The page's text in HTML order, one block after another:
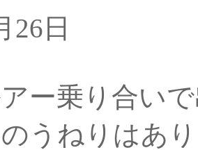
26日
ー乗り合い
うねりはあ